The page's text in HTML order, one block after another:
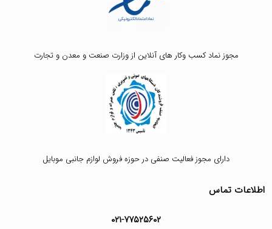
مجوز نماد کسب وکار های آنلاین از وزارت صنعت و معدن و تجارت
دارای مجوز فعالیت صنفی در حوزه فروش لوازم جانبی موبایل
اطلاعات تماس
۰۲۱-۷۷۵۲۵۶۰۲